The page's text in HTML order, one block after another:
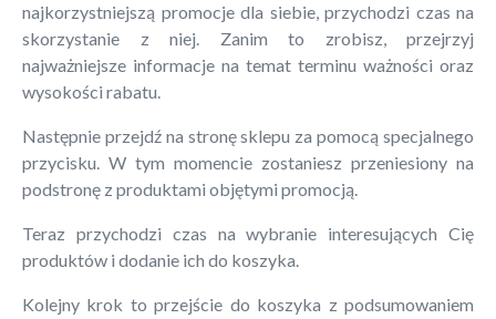
najkorzystniejszą promocje dla siebie, przychodzi czas na
skorzystanie z niej. Zanim to zrobisz, przejrzyj
najważniejsze informacje na temat terminu ważności oraz
wysokości rabatu.
Następnie przejdź na stronę sklepu za pomocą specjalnego
przycisku. W tym momencie zostaniesz przeniesiony na
podstronę z produktami objętymi promocją.
Teraz przychodzi czas na wybranie interesujących Cię
produktów i dodanie ich do koszyka.
Kolejny krok to przejście do koszyka z podsumowaniem